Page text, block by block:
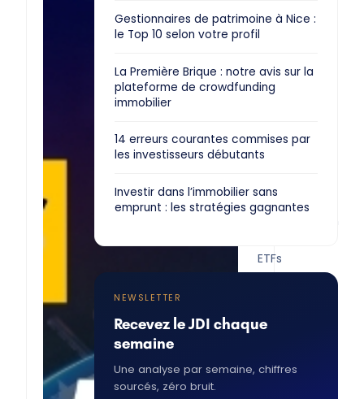
Crypto-
monnaies:
ce
le
d’investir
en
?
ETFs
est
historique
les
Gestionnaires de patrimoine à Nice :
le Top 10 selon votre profil
La Première Brique : notre avis sur la
plateforme de crowdfunding
immobilier
14 erreurs courantes commises par
les investisseurs débutants
Investir dans l’immobilier sans
emprunt : les stratégies gagnantes
NEWSLETTER
Recevez le JDI chaque
semaine
Une analyse par semaine, chiffres
sourcés, zéro bruit.